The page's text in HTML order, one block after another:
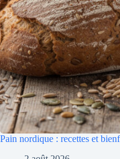
Pain nordique : recettes et